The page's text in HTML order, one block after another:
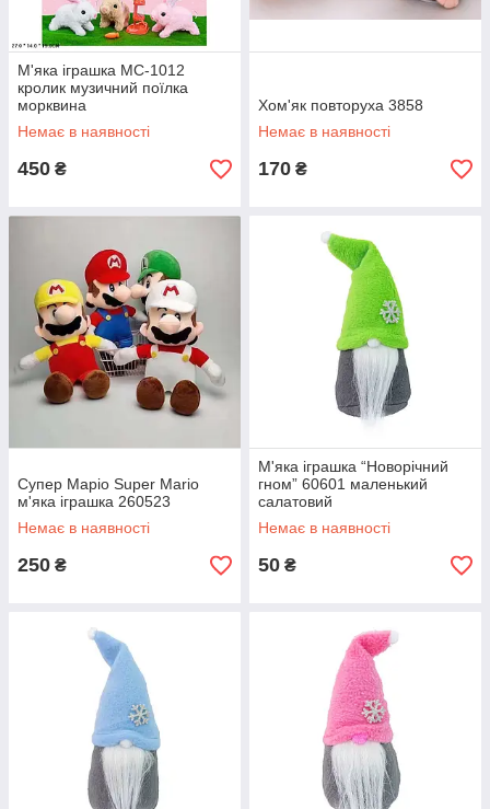
М'яка іграшка MC-1012
кролик музичний поїлка
морквина
Немає в наявності
450 ₴
Хом'як повторуха 3858
Немає в наявності
170 ₴
Супер Маріо Super Mario
м'яка іграшка 260523
Немає в наявності
250 ₴
М'яка іграшка “Новорічний
гном” 60601 маленький
салатовий
Немає в наявності
50 ₴